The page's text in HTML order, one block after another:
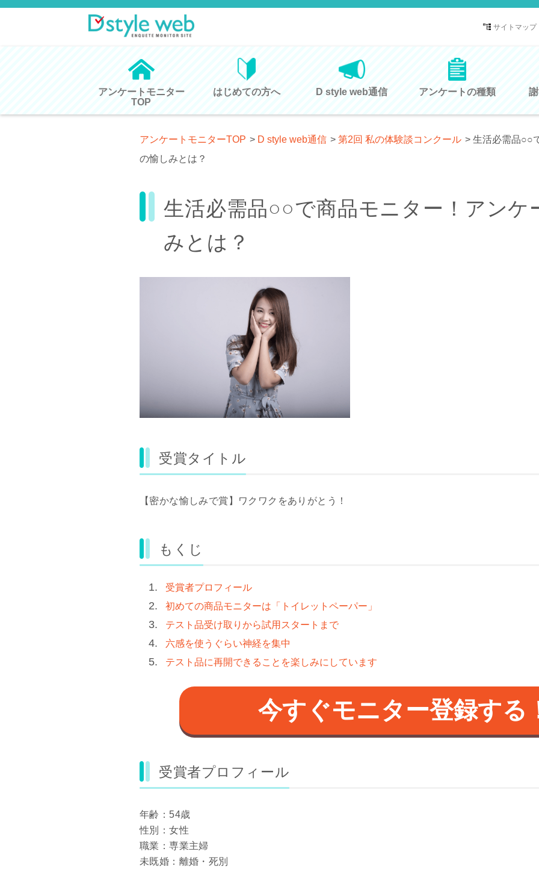
サイトマップ
アンケートモニター
TOP
はじめての方へ D style web通信 アンケートの種類
アンケートモニターTOP > D style web通信 > 第2回 私の体験談コンクール > 生活必需品○○
の愉しみとは？
生活必需品○○で商品モニター！アンケ
みとは？
受賞タイトル
【密かな愉しみで賞】ワクワクをありがとう！
もくじ
受賞者プロフィール
初めての商品モニターは「トイレットペーパー」
テスト品受け取りから試用スタートまで
六感を使うぐらい神経を集中
テスト品に再開できることを楽しみにしています
今すぐモニター登録する
受賞者プロフィール
年齢：54歳
性別：女性
職業：専業主婦
未既婚：離婚・死別